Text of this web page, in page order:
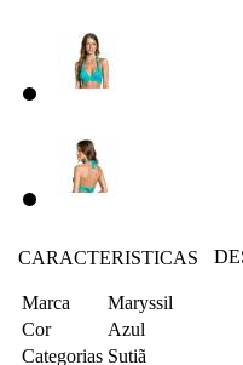
CARACTERISTICAS
Marca
Maryssil
Cor
Azul
Categorias Sutiã